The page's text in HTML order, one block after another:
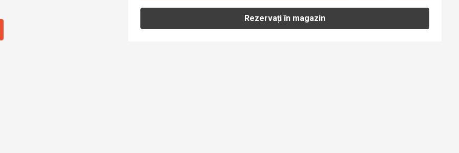
Rezervați în magazin